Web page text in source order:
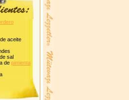
aceite
sal
de pimienta